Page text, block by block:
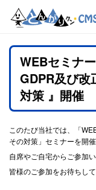
とんがりクン
CMSの基礎知識
機能・動作環境
よくいただくご
WEBセミナ
GDPR及び改
対策 』開催
このたび当社では、「
その対策」セミナーを開催
自席やご自宅からご参加
皆様のご参加をお待ちして